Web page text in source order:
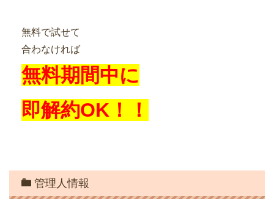
無料で試せて
合わなければ
無料期間中に
即解約OK！！
管理人情報